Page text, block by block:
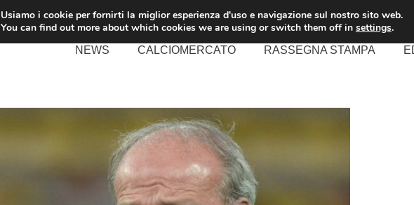
NEWS CALCIOMERCATO RASSEGNA STAMPA
Usiamo i cookie per fornirti la miglior esperienza d'uso e navigazione sul nostro sito web.
You can find out more about which cookies we are using or switch them off in settings.